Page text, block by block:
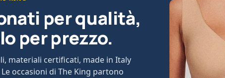
per qualità,
per prezzo.
materiali certificati, made in Italy
occasioni di The King partono